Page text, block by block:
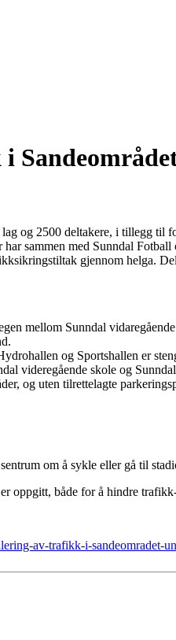
og 2500 deltakere, i tillegg til
har sammen med Sunndal
gjennom helga.
mellom Sunndal
og Sportshallen er
videregående skole og
og uten tilrettelagte
om å sykle eller gå til
oppgitt, både for å hindre
av-trafikk-i-sandeomradet-